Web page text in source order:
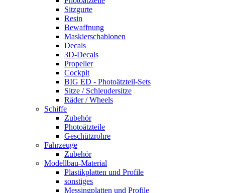
Sitzgurte
Resin
Bewaffnung
Maskierschablonen
Decals
3D-Decals
Propeller
Cockpit
BIG ED - Photoätzteil-Sets
Sitze / Schleudersitze
Räder / Wheels
Schiffe
Zubehör
Photoätzteile
Geschützrohre
Fahrzeuge
Zubehör
Modellbau-Material
Plastikplatten und Profile
sonstiges
Messingplatten und Profile